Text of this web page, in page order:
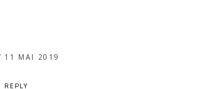
11 MAI 2019
REPLY